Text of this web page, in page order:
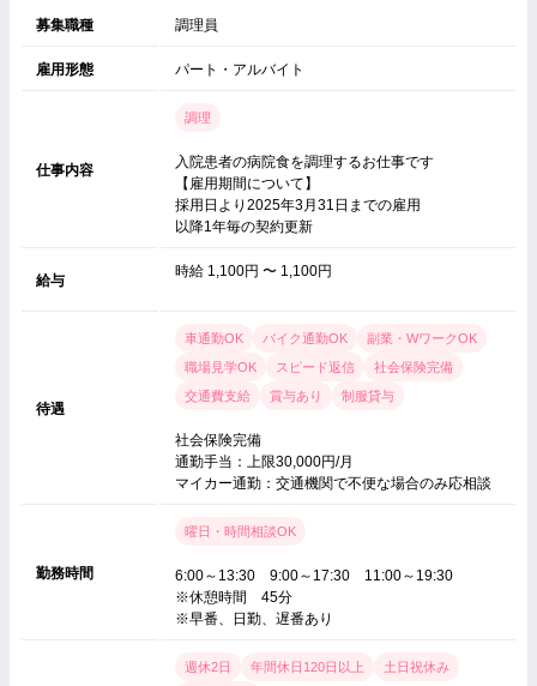
募集職種 調理員
雇用形態 パート・アルバイト
仕事内容
調理
入院患者の病院食を調理するお仕事です
【雇用期間について】
採用日より2025年3月31日までの雇用
以降1年毎の契約更新
給与
時給 1,100円 〜 1,100円
待遇
車通勤OK バイク通勤OK
副業・WワークOK
職場見学OK
スピード返信
社会保険完備
交通費支給
賞与あり 制服貸与
社会保険完備
通勤手当：上限30,000円/月
マイカー通勤：交通機関で不便な場合のみ応相談
勤務時間
曜日・時間相談OK
6:00～13:30 9:00～17:30 11:00～19:30
※休憩時間 45分
※早番、日勤、遅番あり
週休2日 年間休日120日以上
土日祝休み